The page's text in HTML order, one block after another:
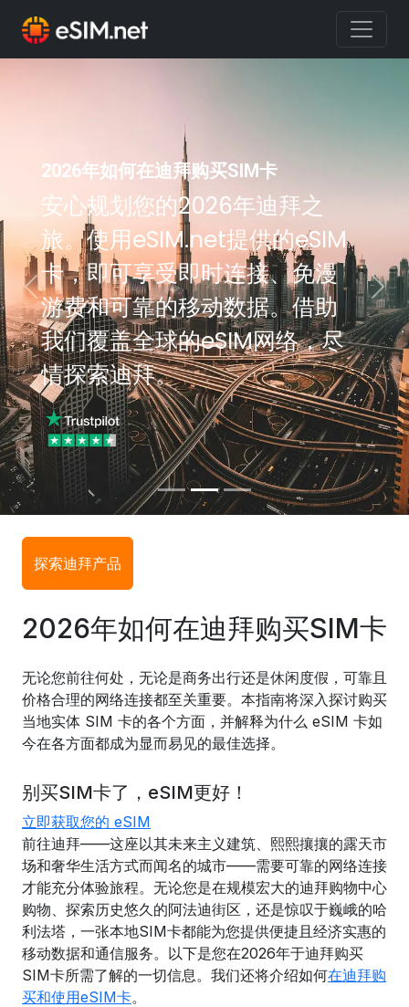
2026年如何在迪拜购买SIM卡
安心规划您的2026年迪拜之
旅。使用eSIM.net提供的eSIM
卡，即可享受即时连接、免漫
游费和可靠的移动数据。借助
我们覆盖全球的eSIM网络，尽
情探索迪拜。
Previous Next
探索迪拜产品
2026年如何在迪拜购买SIM卡
无论您前往何处，无论是商务出行还是休闲度假，可靠且
价格合理的网络连接都至关重要。本指南将深入探讨购买
当地实体 SIM 卡的各个方面，并解释为什么 eSIM 卡如
今在各方面都成为显而易见的最佳选择。
别买SIM卡了，eSIM更好！
立即获取您的 eSIM
前往迪拜——这座以其未来主义建筑、熙熙攘攘的露天市
场和奢华生活方式而闻名的城市——需要可靠的网络连接
才能充分体验旅程。无论您是在规模宏大的迪拜购物中心
购物、探索历史悠久的阿法迪街区，还是惊叹于巍峨的哈
利法塔，一张本地SIM卡都能为您提供便捷且经济实惠的
移动数据和通信服务。以下是您在2026年于迪拜购买
SIM卡所需了解的一切信息。我们还将介绍如何在迪拜购
买和使用eSIM卡。